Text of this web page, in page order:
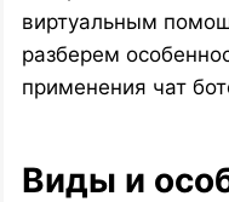
виртуальным
разберем
применения чат
Виды и